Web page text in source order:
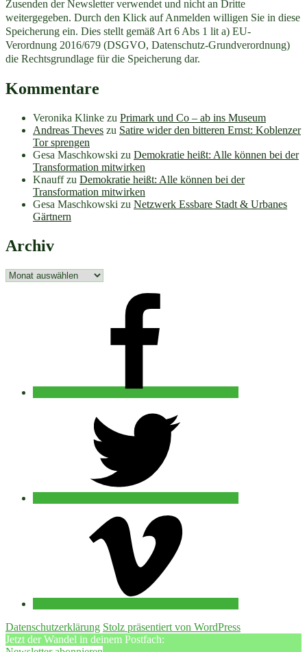
Zusenden der Newsletter verwendet und nicht an Dritte
weitergegeben. Durch den Klick auf Anmelden willigen Sie in diese
Speicherung ein. Dies stellt gemäß Art 6 Abs 1 lit a) EU-
Verordnung 2016/679 (DSGVO, Datenschutz-Grundverordnung)
die Rechtsgrundlage für die Speicherung dar.
Kommentare
Veronika Klinke zu Primark und Co – ab ins Museum
Andreas Theves zu Satire wider den bitteren Ernst: Koblenzer
Tor sprengen
Gesa Maschkowski zu Demokratie heißt: Alle können bei der
Transformation mitwirken
Knauffzu Demokratie heißt: Alle können bei der
Transformation mitwirken
Gesa Maschkowski zu Netzwerk Essbare Stadt & Urbanes
Gärtnern
Archiv
Archiv
Datenschutzerklärung Stolz präsentiert von WordPress
Jetzt der Wandel in deinem Postfach: